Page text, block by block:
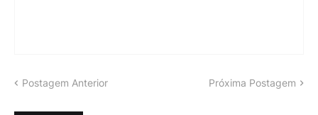
Postagem Anterior Próxima Postagem